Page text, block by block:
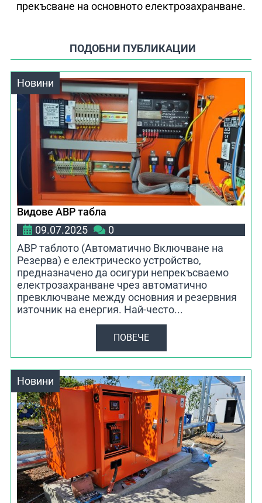
прекъсване на основното електрозахранване.
ПОДОБНИ ПУБЛИКАЦИИ
Новини
Видове АВР табла
09.07.2025
0
АВР таблото (Автоматично Включване на
Резерва) е електрическо устройство,
предназначено да осигури непрекъсваемо
електрозахранване чрез автоматично
превключване между основния и резервния
източник на енергия. Най-често...
ПОВЕЧЕ
Новини